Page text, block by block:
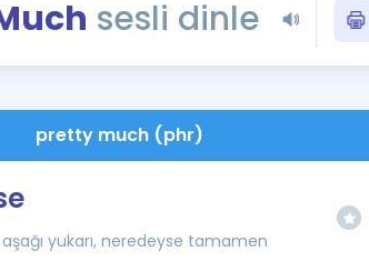
YDS - YÖKDİL
İngilizce
sesli dinle
pretty much (phr)
yukarı, neredeyse tamamen